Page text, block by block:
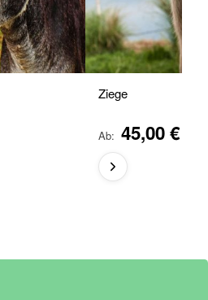
Ziege
Ab 45,00 €